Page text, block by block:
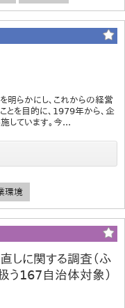
明らかにし、これからの経営
とを目的に、1979年から、企
しています。今...
環境
しに関する調査（ふ
扱う167自治体対象）